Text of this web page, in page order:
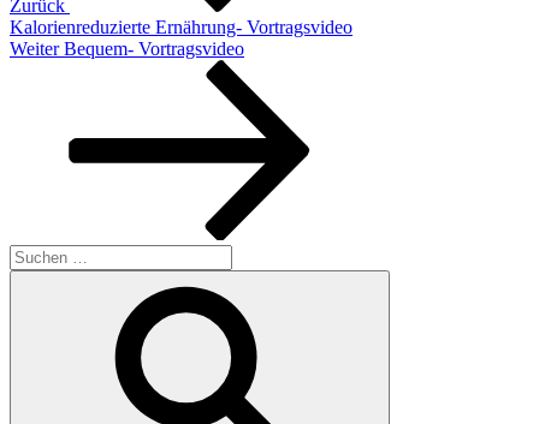
Zurück
Kalorienreduzierte Ernährung- Vortragsvideo
Nächster
Weiter Bequem- Vortragsvideo
Suchen
nach: